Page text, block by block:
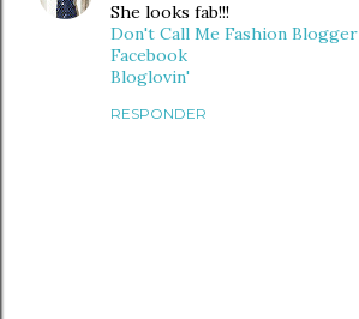
She looks fab!!!
Don't Call Me Fashion Blogger
Facebook
Bloglovin'
RESPONDER